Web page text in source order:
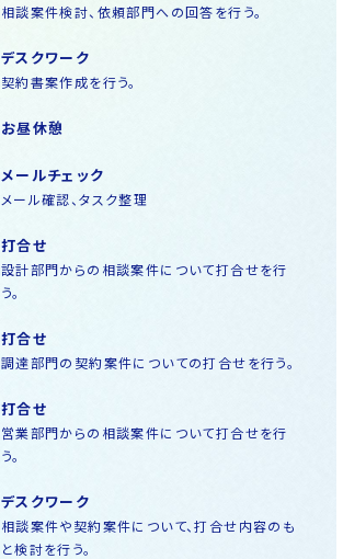
相談案件検討、依頼部門への回答を行う。
デスクワーク
契約書案作成を行う。
お昼休憩
メールチェック
メール確認、タスク整理
打合せ
設計部門からの相談案件について打合せを行
う。
打合せ
調達部門の契約案件についての打合せを行う。
打合せ
営業部門からの相談案件について打合せを行
う。
デスクワーク
相談案件や契約案件について、打合せ内容のも
と検討を行う。